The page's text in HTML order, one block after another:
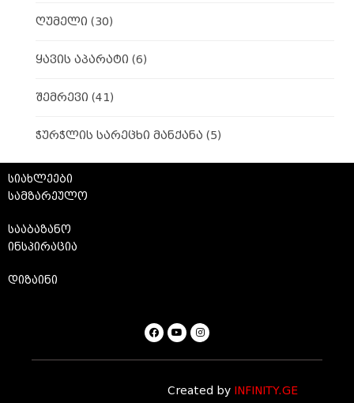
ღუმელი (30)
ყავის აპარატი (6)
შემრევი (41)
ჭურჭლის სარეცხი მანქანა (5)
სიახლეები
სამზარეულო
სააბაზანო
ინსპირაცია
დიზაინი
Created by INFINITY.GE